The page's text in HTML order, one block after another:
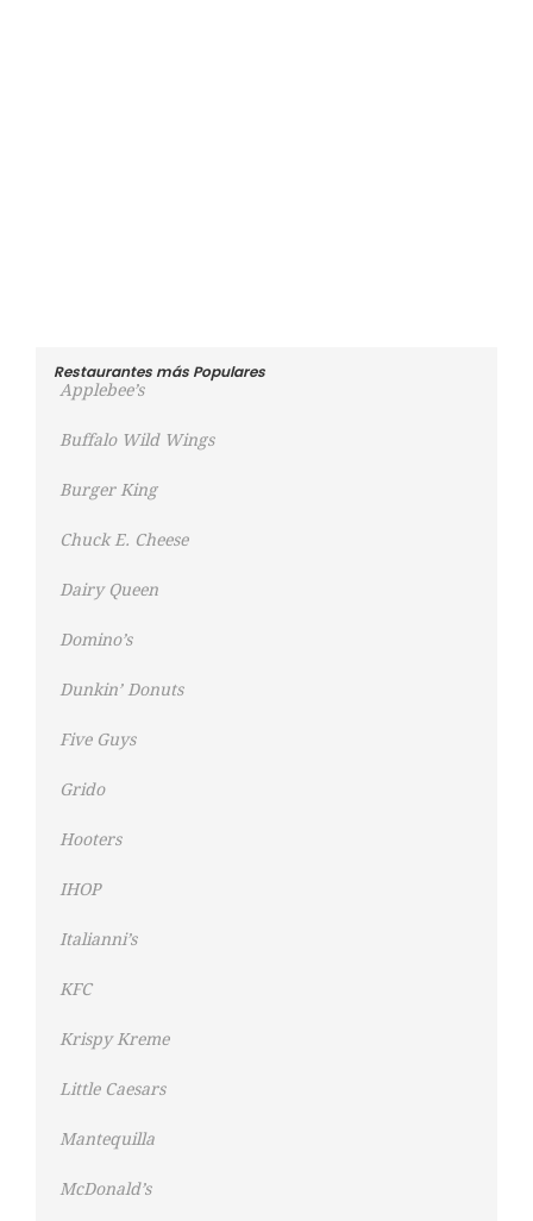
Restaurantes más Populares
Applebee’s
Buffalo Wild Wings
Burger King
Chuck E. Cheese
Dairy Queen
Domino’s
Dunkin’ Donuts
Five Guys
Grido
Hooters
IHOP
Italianni’s
KFC
Krispy Kreme
Little Caesars
Mantequilla
McDonald’s